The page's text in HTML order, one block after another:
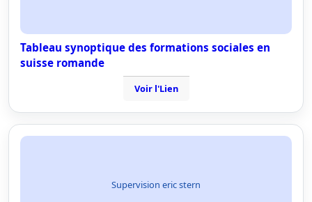
Tableau synoptique des formations sociales en
suisse romande
Voir l'Lien
Supervision eric stern